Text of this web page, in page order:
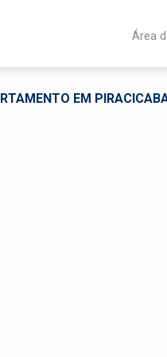
Área
EM